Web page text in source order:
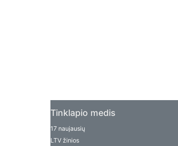
Tinklapio medis
17 naujausių
LTV žinios